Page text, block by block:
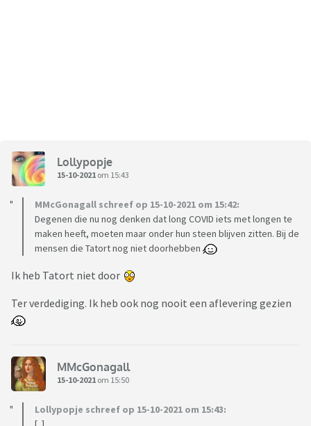
Lollypopje
15-10-2021 om 15:43
MMcGonagall schreef op 15-10-2021 om 15:42:
Degenen die nu nog denken dat long COVID iets met longen te
maken heeft, moeten maar onder hun steen blijven zitten. Bij de
mensen die Tatort nog niet doorhebben
Ik heb Tatort niet door
Ter verdediging. Ik heb ook nog nooit een aflevering gezien
MMcGonagall
15-10-2021 om 15:50
Lollypopje schreef op 15-10-2021 om 15:43: